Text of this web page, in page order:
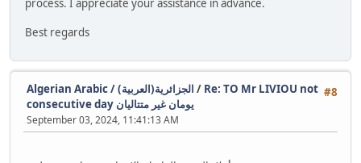
process. I appreciate your assistance in advance.
Best regards
#8 Algerian Arabic / (الجزائرية(العربية / Re: TO Mr LIVIOU not
consecutive day يومان غير متتاليان
September 03, 2024, 11:41:13 AM